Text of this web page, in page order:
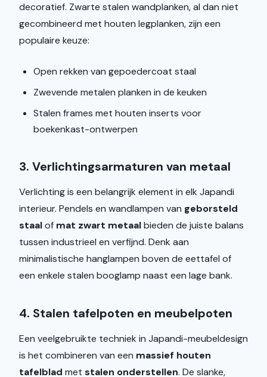
decoratief. Zwarte stalen wandplanken, al dan niet
gecombineerd met houten legplanken, zijn een
populaire keuze:
Open rekken van gepoedercoat staal
Zwevende metalen planken in de keuken
Stalen frames met houten inserts voor
boekenkast-ontwerpen
3. Verlichtingsarmaturen van metaal
Verlichting is een belangrijk element in elk Japandi
interieur. Pendels en wandlampen van geborsteld
staalof mat zwart metaalbieden de juiste balans
tussen industrieel en verfijnd. Denk aan
minimalistische hanglampen boven de eettafel of
een enkele stalen booglamp naast een lage bank.
4. Stalen tafelpoten en meubelpoten
Een veelgebruikte techniek in Japandi-meubeldesign
is het combineren van een massief houten
tafelblad met stalen onderstellen. De slanke,